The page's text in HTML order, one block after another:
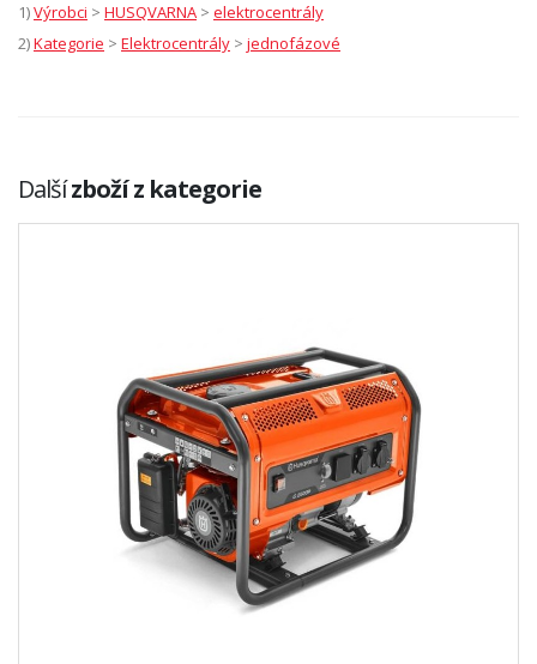
1)Výrobci > HUSQVARNA > elektrocentrály
2)Kategorie > Elektrocentrály > jednofázové
Dalšízboží z kategorie